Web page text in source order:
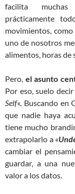
facilita muchas
prácticamente
movimientos, como
uno de nosotros
alimentos, horas de
Pero, el asunto
Por eso, suelo
Self«. Buscando en
que nadie haya
tiene mucho
extrapolarlo a «
cambiar el
guardar, a una
valor a los datos.